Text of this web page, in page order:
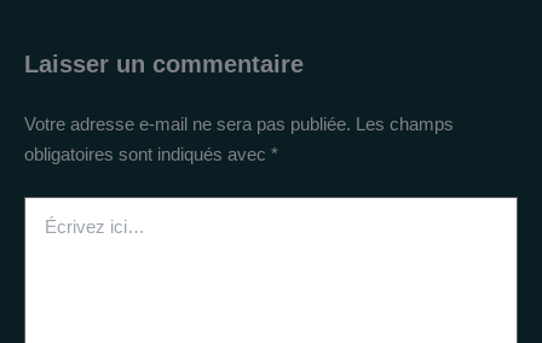
Laisser un commentaire
Votre adresse e-mail ne sera pas publiée. Les champs
obligatoires sont indiqués avec *
ici…